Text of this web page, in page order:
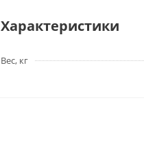
Характеристики
Вес, кг